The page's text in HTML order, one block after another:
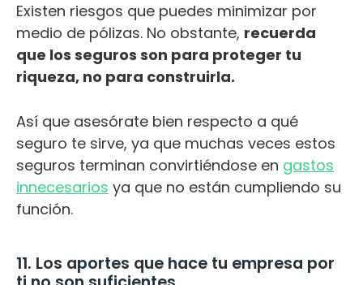
Existen riesgos que puedes minimizar por
medio de pólizas. No obstante, recuerda
que los seguros son para proteger tu
riqueza, no para construirla.
Así que asesórate bien respecto a qué
seguro te sirve, ya que muchas veces estos
seguros terminan convirtiéndose en gastos
innecesarios ya que no están cumpliendo su
función.
11. Los aportes que hace tu empresa por